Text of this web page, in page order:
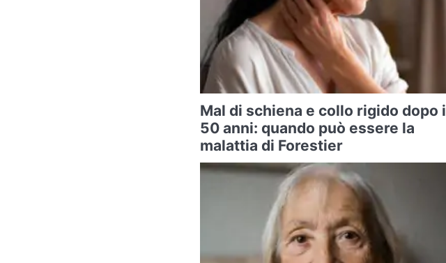
Mal di schiena e collo rigido dopo i
50 anni: quando può essere la
malattia di Forestier